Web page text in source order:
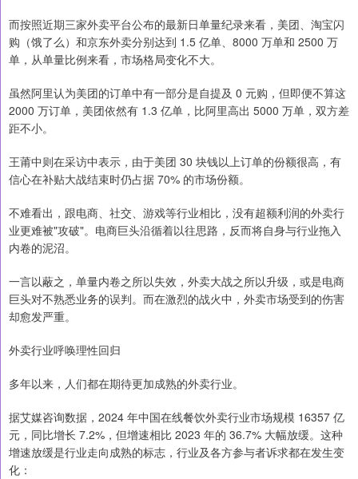
而按照近期三家外卖平台公布的最新日单量纪录来看，美团、淘宝闪
购（饿了么）和京东外卖分别达到 1.5 亿单、8000 万单和 2500 万
单，从单量比例来看，市场格局变化不大。
虽然阿里认为美团的订单中有一部分是自提及 0 元购，但即便不算这
2000 万订单，美团依然有 1.3 亿单，比阿里高出 5000 万单，双方差
距不小。
王莆中则在采访中表示，由于美团 30 块钱以上订单的份额很高，有
信心在补贴大战结束时仍占据 70% 的市场份额。
不难看出，跟电商、社交、游戏等行业相比，没有超额利润的外卖行
业更难被"攻破"。电商巨头沿循着以往思路，反而将自身与行业拖入
内卷的泥沼。
一言以蔽之，单量内卷之所以失效，外卖大战之所以升级，或是电商
巨头对不熟悉业务的误判。而在激烈的战火中，外卖市场受到的伤害
却愈发严重。
外卖行业呼唤理性回归
多年以来，人们都在期待更加成熟的外卖行业。
据艾媒咨询数据，2024 年中国在线餐饮外卖行业市场规模 16357 亿
元，同比增长 7.2%，但增速相比 2023 年的 36.7% 大幅放缓。这种
增速放缓是行业走向成熟的标志，行业及各方参与者诉求都在发生变
化：